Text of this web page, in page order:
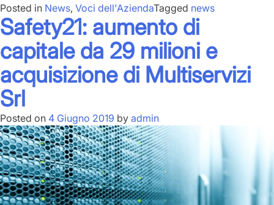
2.0:
5
comuni
raggiunti”
Posted in News, Voci dell'AziendaTagged news
Safety21: aumento di
capitale da 29 milioni e
acquisizione di Multiservizi
Srl
Posted on 4 Giugno 2019 by admin